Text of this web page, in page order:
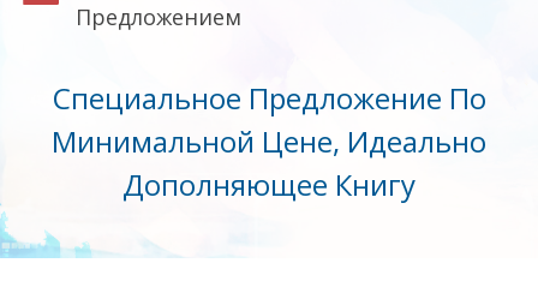
Предложением
Специальное Предложение По
Минимальной Цене, Идеально
Дополняющее Книгу